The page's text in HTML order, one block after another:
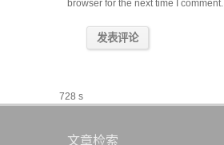
browser for the next time I comment.
728 s
文章检索